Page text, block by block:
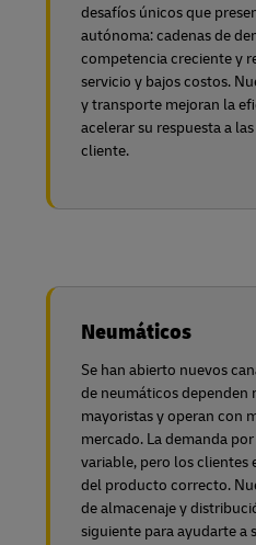
desafíos únicos que
autónoma: cadenas de
competencia creciente y
servicio y bajos costos.
y transporte mejoran la
acelerar su respuesta a
cliente.
Neumáticos
Se han abierto nuevos
de neumáticos dependen
mayoristas y operan con
mercado. La demanda
variable, pero los clientes
del producto correcto.
de almacenaje y
siguiente para ayudarte a